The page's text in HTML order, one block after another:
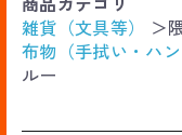
雑貨（文具等）
＞
布物（手拭い・ハン
ルー